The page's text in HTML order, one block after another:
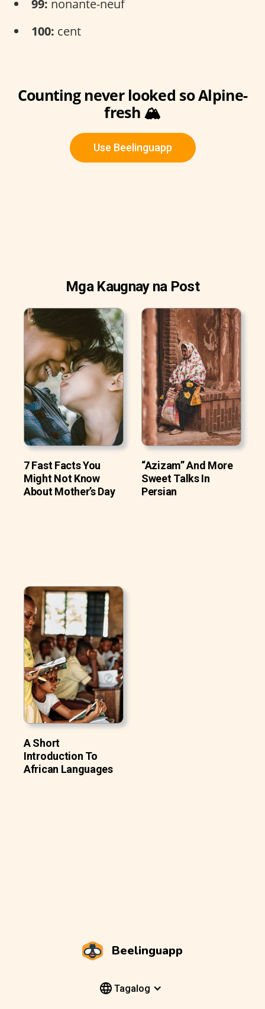
99: nonante-neuf
100: cent
Counting never looked so Alpine-
fresh 🏔
Use Beelinguapp
Mga Kaugnay na Post
7 Fast Facts You
Might Not Know
About Mother’s Day
“Azizam” And More
Sweet Talks In
Persian
A Short
Introduction To
African Languages
Beelinguapp
Tagalog